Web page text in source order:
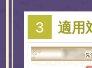
適用